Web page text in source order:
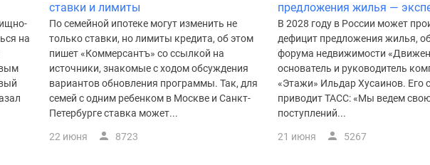
на
ставки и лимиты
По семейной ипотеке могут изменить не
только ставки, но лимиты кредита, об этом
пишет «Коммерсантъ» со ссылкой на
источники, знакомые с ходом обсуждения
вариантов обновления программы. Так, для
семей с одним ребенком в Москве и Санкт-
Петербурге ставка может...
22 июня 8723
предложения жилья —
В 2028 году в России может
дефицит предложения жилья,
форума недвижимости
основатель и руководитель
«Этажи» Ильдар Хусаинов. Его
приводит ТАСС: «Мы ведем
поступлений...
21 июня 5267